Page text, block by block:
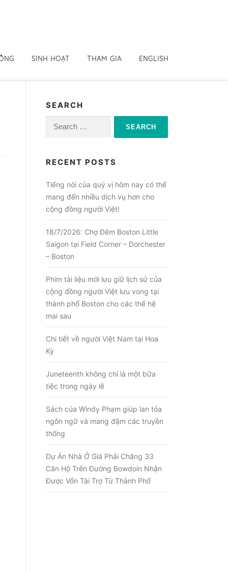
SINH HOẠT THAM GIA ENGLISH
SEARCH
Search
RECENT POSTS
Tiếng nói của quý vị hôm nay có thể
mang đến nhiều dịch vụ hơn cho
cộng đồng người Việt!
18/7/2026: Chợ Đêm Boston Little
Saigon tại Field Corner – Dorchester
– Boston
Phim tài liệu mới lưu giữ lịch sử của
cộng đồng người Việt lưu vong tại
thành phố Boston cho các thế hệ
mai sau
Chi tiết về người Việt Nam tại Hoa
Kỳ
Juneteenth không chỉ là một bữa
tiệc trong ngày lễ
Sách của Windy Phạm giúp lan tỏa
ngôn ngữ và mang đậm các truyền
thống
Dự Án Nhà Ở Giá Phải Chăng 33
Căn Hộ Trên Đường Bowdoin Nhận
Được Vốn Tài Trợ Từ Thành Phố